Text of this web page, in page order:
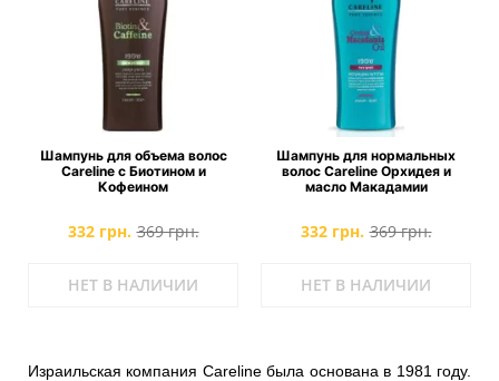
Шампунь для объема волос
Careline с Биотином и
Кофеином
332 грн. 369 грн.
НЕТ В НАЛИЧИИ
Шампунь для нормальных
волос Careline Орхидея и
масло Макадамии
332 грн. 369 грн.
НЕТ В НАЛИЧИИ
Израильская компания Careline была основана в 1981 году.